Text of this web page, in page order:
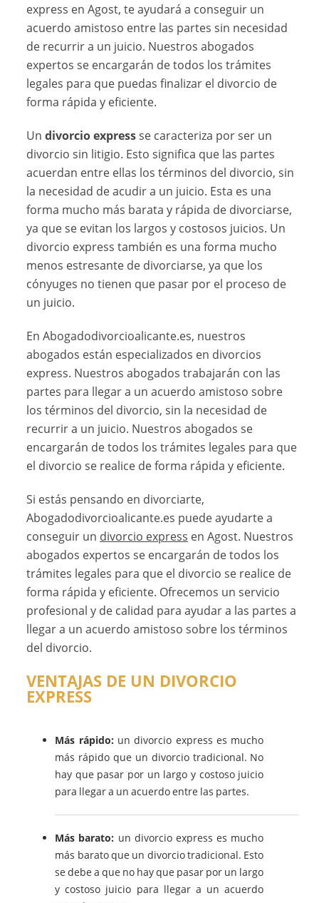
express en Agost, te ayudará a conseguir un
acuerdo amistoso entre las partes sin necesidad
de recurrir a un juicio. Nuestros abogados
expertos se encargarán de todos los trámites
legales para que puedas finalizar el divorcio de
forma rápida y eficiente.
Undivorcio expressse caracteriza por ser un
divorcio sin litigio. Esto significa que las partes
acuerdan entre ellas los términos del divorcio, sin
la necesidad de acudir a un juicio. Esta es una
forma mucho más barata y rápida de divorciarse,
ya que se evitan los largos y costosos juicios. Un
divorcio express también es una forma mucho
menos estresante de divorciarse, ya que los
cónyuges no tienen que pasar por el proceso de
un juicio.
En Abogadodivorcioalicante.es, nuestros
abogados están especializados en divorcios
express. Nuestros abogados trabajarán con las
partes para llegar a un acuerdo amistoso sobre
los términos del divorcio, sin la necesidad de
recurrir a un juicio. Nuestros abogados se
encargarán de todos los trámites legales para que
el divorcio se realice de forma rápida y eficiente.
Si estás pensando en divorciarte,
Abogadodivorcioalicante.es puede ayudarte a
conseguir un divorcio express en Agost. Nuestros
abogados expertos se encargarán de todos los
trámites legales para que el divorcio se realice de
forma rápida y eficiente. Ofrecemos un servicio
profesional y de calidad para ayudar a las partes a
llegar a un acuerdo amistoso sobre los términos
del divorcio.
VENTAJAS DE UN DIVORCIO
EXPRESS
Más rápido: un divorcio express es mucho
más rápido que un divorcio tradicional. No
hay que pasar por un largo y costoso juicio
para llegar a un acuerdo entre las partes.
Más barato: un divorcio express es mucho
más barato que un divorcio tradicional. Esto
se debe a que no hay que pasar por un largo
y costoso juicio para llegar a un acuerdo